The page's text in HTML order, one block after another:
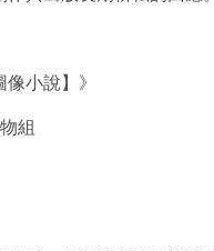
像小說】》
組